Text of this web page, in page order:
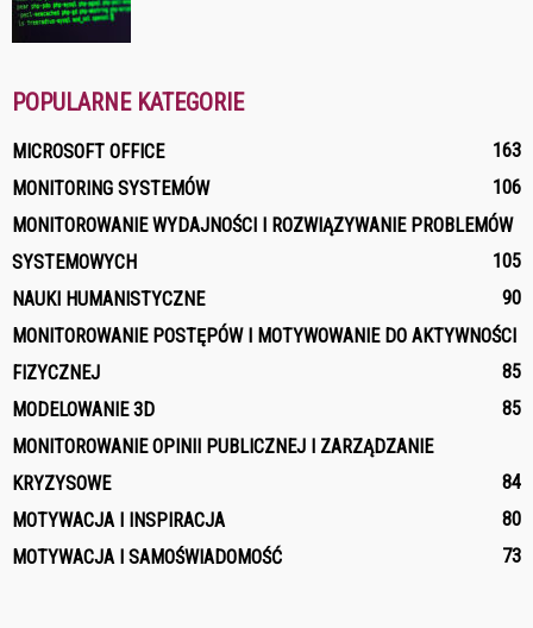
POPULARNE KATEGORIE
MICROSOFT OFFICE
163
MONITORING SYSTEMÓW
106
MONITOROWANIE WYDAJNOŚCI I ROZWIĄZYWANIE PROBLEMÓW
SYSTEMOWYCH
105
NAUKI HUMANISTYCZNE
90
MONITOROWANIE POSTĘPÓW I MOTYWOWANIE DO AKTYWNOŚCI
FIZYCZNEJ
85
MODELOWANIE 3D
85
MONITOROWANIE OPINII PUBLICZNEJ I ZARZĄDZANIE
KRYZYSOWE
84
MOTYWACJA I INSPIRACJA
80
MOTYWACJA I SAMOŚWIADOMOŚĆ
73